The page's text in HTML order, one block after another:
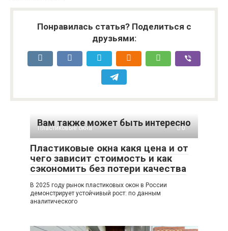
Понравилась статья? Поделиться с
друзьями:
Вам также может быть интересно
Пластиковые окна 0
Пластиковые окна какя цена и от
чего зависит стоимость и как
сэкономить без потери качества
В 2025 году рынок пластиковых окон в России
демонстрирует устойчивый рост: по данным
аналитического